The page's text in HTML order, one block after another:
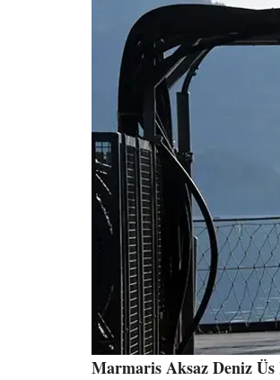
Marmaris Aksaz Deniz